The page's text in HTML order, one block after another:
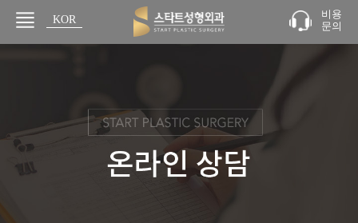
KOR
JPN
비용
문의